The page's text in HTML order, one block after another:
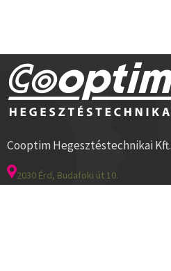
Cooptim Hegesztéstechnikai Kft.
2030 Érd, Budafoki út 10.